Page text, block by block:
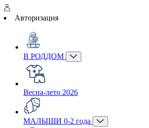
Авторизация
В РОДДОМ
Весна-лето 2026
МАЛЫШИ 0-2 года